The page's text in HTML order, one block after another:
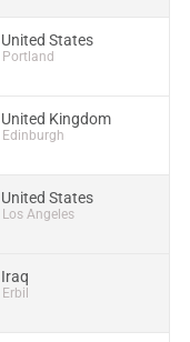
United States
Portland
United Kingdom
Edinburgh
United States
Los Angeles
Iraq
Erbil